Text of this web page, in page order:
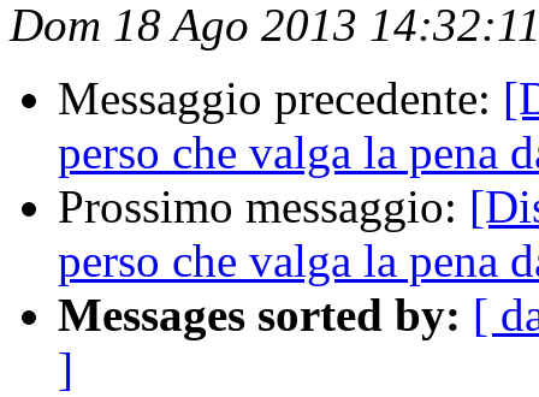
Dom 18 Ago 2013
Messaggio precedente:
perso che valga la pena
Prossimo messaggio:
perso che valga la pena
Messages sorted by: [
]